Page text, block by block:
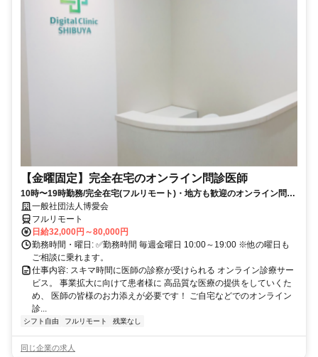
【金曜固定】完全在宅のオンライン問診医師
10時〜19時勤務/完全在宅(フルリモート)・地方も歓迎のオンライン問診
業務一般社団法人博愛会
フルリモート
日給32,000円～80,000円
勤務時間・曜日: ✅勤務時間 毎週金曜日 10:00～19:00 ※他の曜日も
ご相談に乗れます。
仕事内容: スキマ時間に医師の診察が受けられる オンライン診療サー
ビス。 事業拡大に向けて患者様に 高品質な医療の提供をしていくた
め、 医師の皆様のお力添えが必要です！ ご自宅などでのオンライン
診...
シフト自由 フルリモート 残業なし
同じ企業の求人